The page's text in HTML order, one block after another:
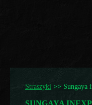
Straszyki >> Sungaya
SUNGAYA